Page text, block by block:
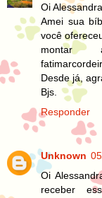
Oi
Amei sua
você
montar
Desde já,
Bjs.
Responder
Unknown
Oi
receber